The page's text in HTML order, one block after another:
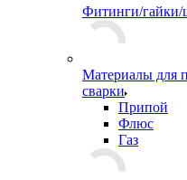
Фитинги/
Материалы для
сварки
Припой
Флюс
Газ